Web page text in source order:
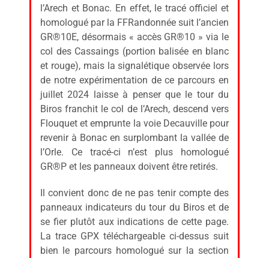
l’Arech et Bonac. En effet, le tracé officiel et
homologué par la FFRandonnée suit l’ancien
GR®10E, désormais « accès GR®10 » via le
col des Cassaings (portion balisée en blanc
et rouge), mais la signalétique observée lors
de notre expérimentation de ce parcours en
juillet 2024 laisse à penser que le tour du
Biros franchit le col de l’Arech, descend vers
Flouquet et emprunte la voie Decauville pour
revenir à Bonac en surplombant la vallée de
l’Orle. Ce tracé-ci n’est plus homologué
GR®P et les panneaux doivent être retirés.
Il convient donc de ne pas tenir compte des
panneaux indicateurs du tour du Biros et de
se fier plutôt aux indications de cette page.
La trace GPX téléchargeable ci-dessus suit
bien le parcours homologué sur la section